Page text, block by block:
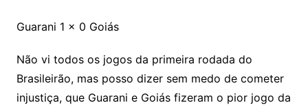
Guarani 1 x 0 Goiás
Não vi todos os jogos da primeira rodada do
Brasileirão, mas posso dizer sem medo de cometer
injustiça, que Guarani e Goiás fizeram o pior jogo da